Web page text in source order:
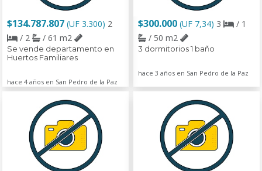
$134.787.807 (UF 3.300) 2
/ 2
/ 61 m2
Se vende departamento en
Huertos Familiares
hace 4 años en San Pedro de la Paz
$300.000 (UF 7,34) 3
/ 1
/ 50 m2
3 dormitorios 1 baño
hace 3 años en San Pedro de la Paz